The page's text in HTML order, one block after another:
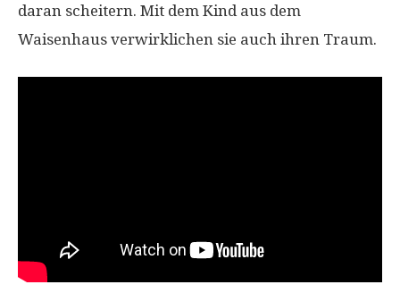
daran scheitern. Mit dem Kind aus dem
Waisenhaus verwirklichen sie auch ihren Traum.